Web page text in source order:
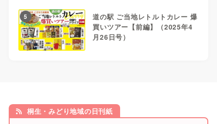
5
道の駅 ご当地レトルトカレー 爆
買いツアー【前編】（2025年4
月26日号）
桐生・みどり地域の日刊紙